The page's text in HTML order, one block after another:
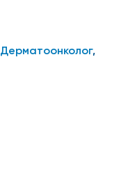
Дерматоонколог,